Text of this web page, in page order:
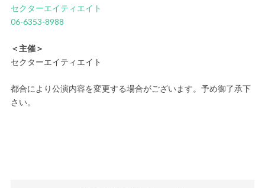
セクターエイティエイト
06-6353-8988
＜主催＞
セクターエイティエイト
都合により公演内容を変更する場合がございます。予め御了承下
さい。